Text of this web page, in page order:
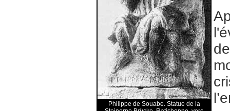
Philippe de Souabe. Statue de la